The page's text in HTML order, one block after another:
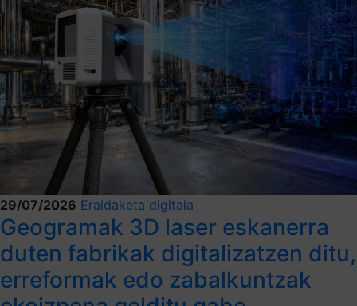
29/07/2026 Eraldaketa digitala
Geogramak 3D laser eskanerra
duten fabrikak digitalizatzen ditu,
erreformak edo zabalkuntzak